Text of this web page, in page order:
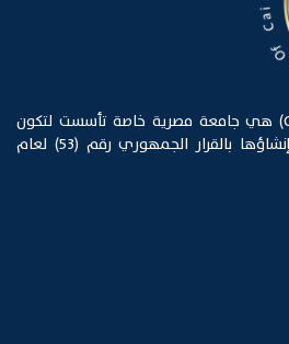
C
a
r
o
جامعة المدينة بالقاهرة (CUC) هي جامعة مصرية خاصة تأسست لتكون
عاصمة العلم والمعرفة تم إنشاؤها بالقرار الجمهوري رقم (53) لعام